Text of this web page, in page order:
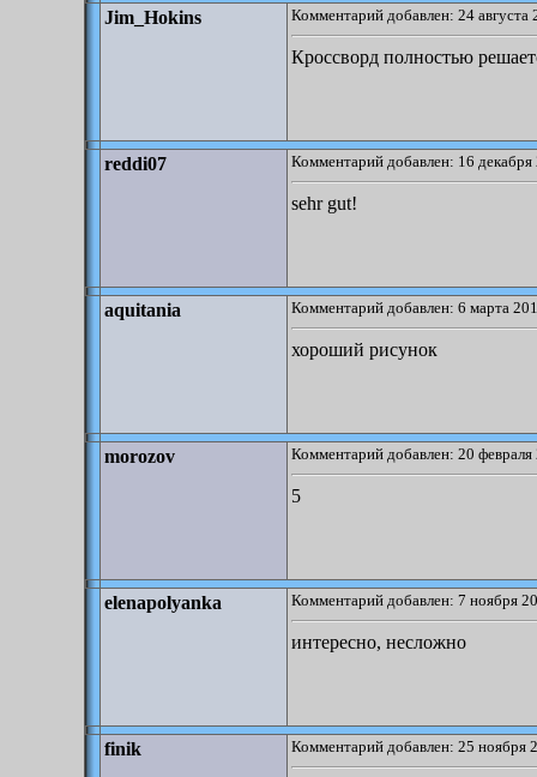
Jim_Hokins Комментарий добавлен: 24 августа
Кроссворд полностью
reddi07 Комментарий добавлен: 16
sehr gut!
aquitania Комментарий добавлен: 6 марта
хороший рисунок
morozov Комментарий добавлен: 20
5
elenapolyanka Комментарий добавлен: 7 ноября
интересно, несложно
finik Комментарий добавлен: 25 ноября